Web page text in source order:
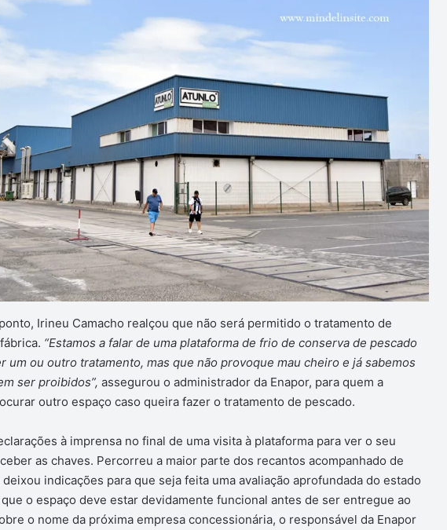
Irineu Camacho realçou que não será permitido o tratamento de
“Estamos a falar de uma plataforma de frio de conserva de pescado
um ou outro tratamento, mas que não provoque mau cheiro e já sabemos
ser proibidos”, assegurou o administrador da Enapor, para quem a
outro espaço caso queira fazer o tratamento de pescado.
à imprensa no final de uma visita à plataforma para ver o seu
as chaves. Percorreu a maior parte dos recantos acompanhado de
indicações para que seja feita uma avaliação aprofundada do estado
o espaço deve estar devidamente funcional antes de ser entregue ao
o nome da próxima empresa concessionária, o responsável da Enapor